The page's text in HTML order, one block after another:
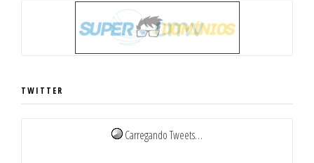
TWITTER
Carregando Tweets…